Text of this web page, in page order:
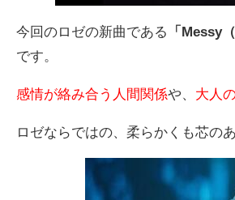
今回のロゼの新曲である 「Messy
です。
感情が絡み合う人間関係や、 大人
ロゼならではの、柔らかくも芯の